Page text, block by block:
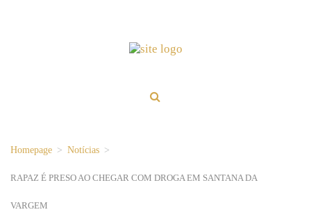
Homepage > Notícias >
RAPAZ É PRESO AO CHEGAR COM DROGA EM SANTANA DA
VARGEM